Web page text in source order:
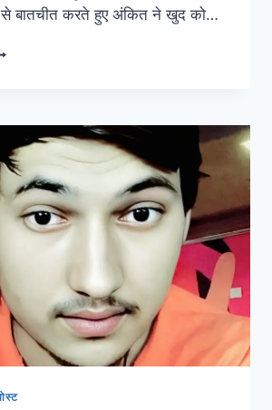
से बातचीत करते हुए अंकित ने खुद को…